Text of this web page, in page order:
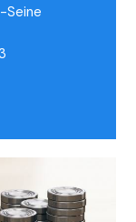
Seine